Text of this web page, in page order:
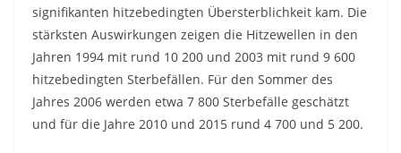
signifikanten hitzebedingten Übersterblichkeit kam. Die
stärksten Auswirkungen zeigen die Hitzewellen in den
Jahren 1994 mit rund 10 200 und 2003 mit rund 9 600
hitzebedingten Sterbefällen. Für den Sommer des
Jahres 2006 werden etwa 7 800 Sterbefälle geschätzt
und für die Jahre 2010 und 2015 rund 4 700 und 5 200.